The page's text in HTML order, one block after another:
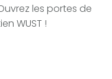
les portes de
WUST !